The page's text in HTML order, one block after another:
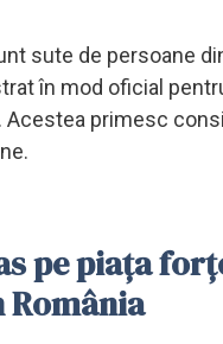
sute de persoane
în mod oficial
Acestea primesc
pe piața